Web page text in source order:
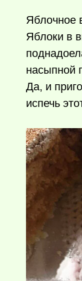
Яблочное
Яблоки в
насыпной
Да, и
испечь